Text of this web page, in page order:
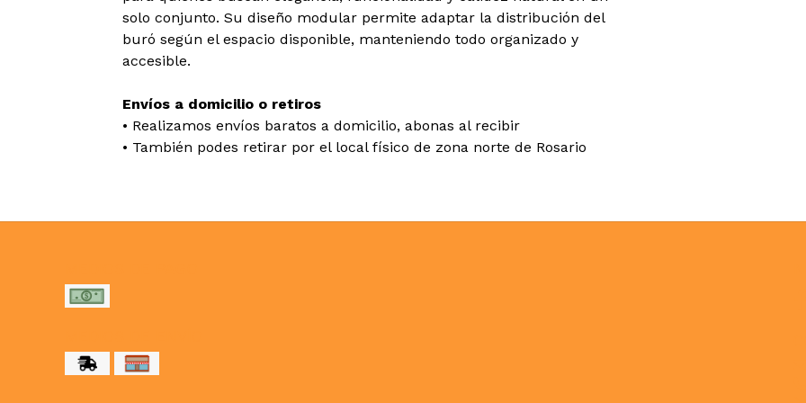
solo conjunto. Su diseño modular permite adaptar la distribución del
buró según el espacio disponible, manteniendo todo organizado y
accesible.
Envíos a domicilio o retiros
• Realizamos envíos baratos a domicilio, abonas al recibir
• También podes retirar por el local físico de zona norte de Rosario